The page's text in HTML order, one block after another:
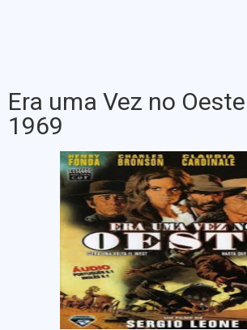
Era uma Vez no
1969